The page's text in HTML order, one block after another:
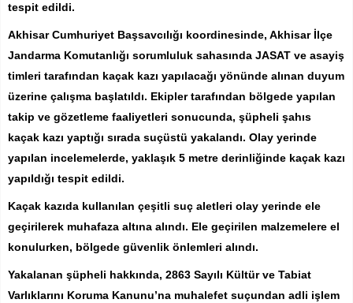
tespit edildi.
Akhisar Cumhuriyet Başsavcılığı koordinesinde, Akhisar İlçe
Jandarma Komutanlığı sorumluluk sahasında JASAT ve asayiş
timleri tarafından kaçak kazı yapılacağı yönünde alınan duyum
üzerine çalışma başlatıldı. Ekipler tarafından bölgede yapılan
takip ve gözetleme faaliyetleri sonucunda, şüpheli şahıs
kaçak kazı yaptığı sırada suçüstü yakalandı. Olay yerinde
yapılan incelemelerde, yaklaşık 5 metre derinliğinde kaçak kazı
yapıldığı tespit edildi.
Kaçak kazıda kullanılan çeşitli suç aletleri olay yerinde ele
geçirilerek muhafaza altına alındı. Ele geçirilen malzemelere el
konulurken, bölgede güvenlik önlemleri alındı.
Yakalanan şüpheli hakkında, 2863 Sayılı Kültür ve Tabiat
Varlıklarını Koruma Kanunu’na muhalefet suçundan adli işlem